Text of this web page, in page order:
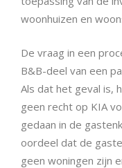
woonhuizen en
De vraag in een
B&B-deel van een
Als dat het geval is,
geen recht op KIA
gedaan in de
oordeel dat de
geen woningen zijn